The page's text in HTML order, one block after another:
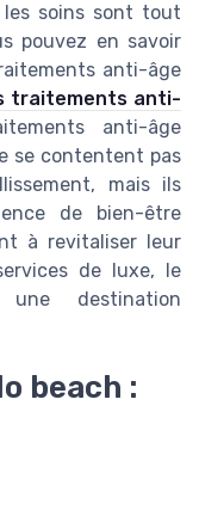
soins sont tout
pouvez en savoir
anti-âge
traitements anti-
anti-âge
se contentent pas
mais ils
de bien-être
à revitaliser leur
de luxe, le
une destination
beach :